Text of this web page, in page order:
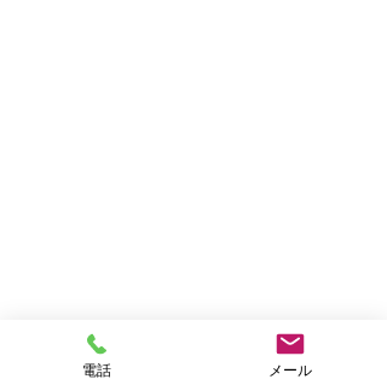
電話 メール